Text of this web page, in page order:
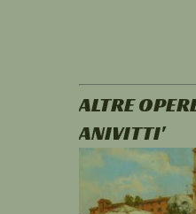
ALTRE
ANIVITTI'